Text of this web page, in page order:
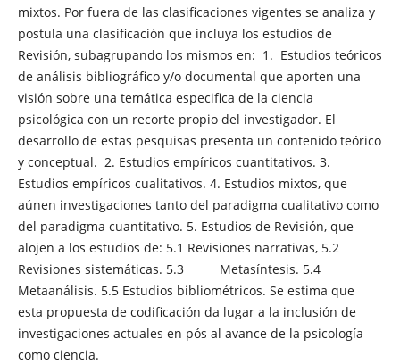
mixtos. Por fuera de las clasificaciones vigentes se analiza y
postula una clasificación que incluya los estudios de
Revisión, subagrupando los mismos en: 1. Estudios teóricos
de análisis bibliográfico y/o documental que aporten una
visión sobre una temática especifica de la ciencia
psicológica con un recorte propio del investigador. El
desarrollo de estas pesquisas presenta un contenido teórico
y conceptual. 2. Estudios empíricos cuantitativos. 3.
Estudios empíricos cualitativos. 4. Estudios mixtos, que
aúnen investigaciones tanto del paradigma cualitativo como
del paradigma cuantitativo. 5. Estudios de Revisión, que
alojen a los estudios de: 5.1 Revisiones narrativas, 5.2
Revisiones sistemáticas. 5.3 Metasíntesis. 5.4
Metaanálisis. 5.5 Estudios bibliométricos. Se estima que
esta propuesta de codificación da lugar a la inclusión de
investigaciones actuales en pós al avance de la psicología
como ciencia.